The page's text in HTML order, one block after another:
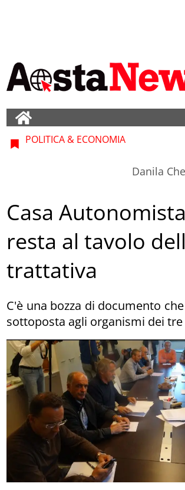
POLITICA & ECONOMIA
Danila
Casa
resta al tavolo
trattativa
C'è una bozza di documento
sottoposta agli organismi dei